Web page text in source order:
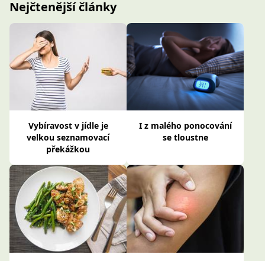
Nejčtenější články
Vybíravost v jídle je
velkou seznamovací
překážkou
I z malého ponocování
se tloustne